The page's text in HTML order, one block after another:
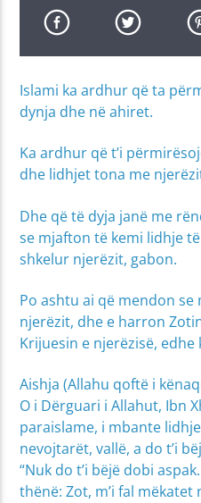
Islami ka ardhur që ta
dynja dhe në ahiret.
Ka ardhur që t’i
dhe lidhjet tona me
Dhe që të dyja janë me
se mjafton të kemi lidhje
shkelur njerëzit, gabon.
Po ashtu ai që mendon
njerëzit, dhe e harron
Krijuesin e njerëzisë, edhe
Aishja (Allahu qoftë i
O i Dërguari i Allahut, Ibn
paraislame, i mbante
nevojtarët, vallë, a do t’i
“Nuk do t’i bëjë dobi
thënë: Zot, m’i fal mëkatet